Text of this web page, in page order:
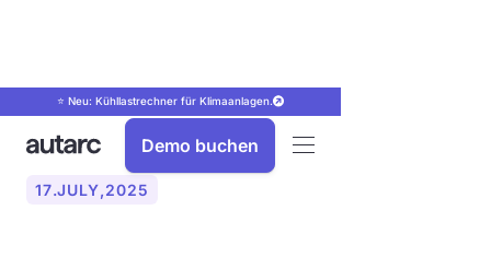
⭐ Neu: Kühllastrechner für Klimaanlagen.
Demo buchen
17.JULY,2025